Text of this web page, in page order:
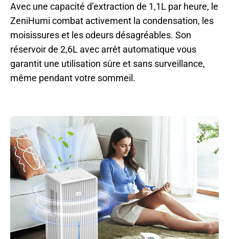
Avec une capacité d’extraction de 1,1L par heure, le
ZeniHumi combat activement la condensation, les
moisissures et les odeurs désagréables. Son
réservoir de 2,6L avec arrêt automatique vous
garantit une utilisation sûre et sans surveillance,
même pendant votre sommeil.